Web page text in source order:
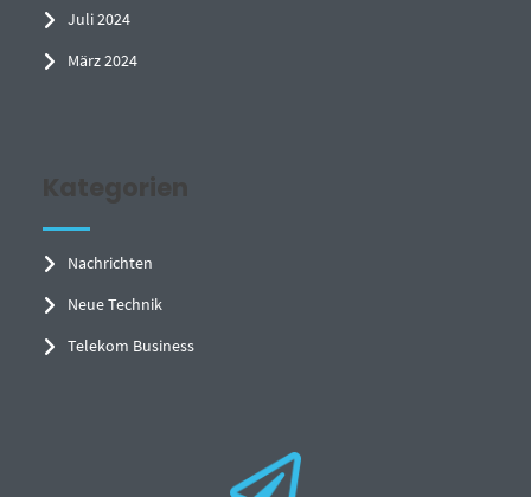
Juli 2024
März 2024
Kategorien
Nachrichten
Neue Technik
Telekom Business